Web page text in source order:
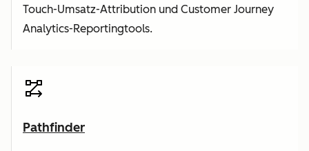
Touch-Umsatz-Attribution und Customer Journey
Analytics-Reportingtools.
Pathfinder